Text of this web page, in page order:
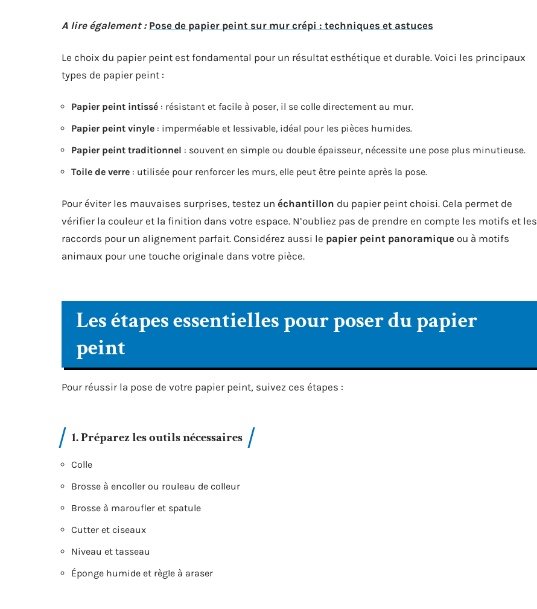
A lire également : Pose de papier peint sur mur crépi : techniques et astuces
Le choix du papier peint est fondamental pour un résultat esthétique et durable. Voici les principaux
types de papier peint :
Papier peint intissé : résistant et facile à poser, il se colle directement au mur.
Papier peint vinyle : imperméable et lessivable, idéal pour les pièces humides.
Papier peint traditionnel : souvent en simple ou double épaisseur, nécessite une pose plus minutieuse.
Toile de verre : utilisée pour renforcer les murs, elle peut être peinte après la pose.
Pour éviter les mauvaises surprises, testez un échantillon du papier peint choisi. Cela permet de
vérifier la couleur et la finition dans votre espace. N’oubliez pas de prendre en compte les motifs et les
raccords pour un alignement parfait. Considérez aussi le papier peint panoramique ou à motifs
animaux pour une touche originale dans votre pièce.
Les étapes essentielles pour poser du papier
peint
Pour réussir la pose de votre papier peint, suivez ces étapes :
1. Préparez les outils nécessaires
Colle
Brosse à encoller ou rouleau de colleur
Brosse à maroufler et spatule
Cutter et ciseaux
Niveau et tasseau
Éponge humide et règle à araser